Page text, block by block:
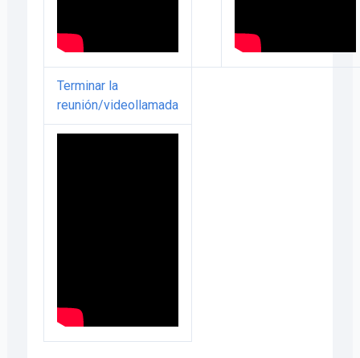
Terminar la
reunión/videollamada